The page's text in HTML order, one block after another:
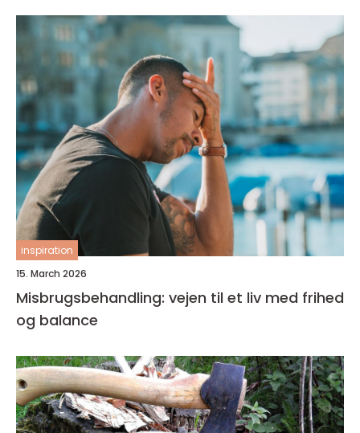
inspiration
15. March 2026
Misbrugsbehandling: vejen til et liv med frihed
og balance